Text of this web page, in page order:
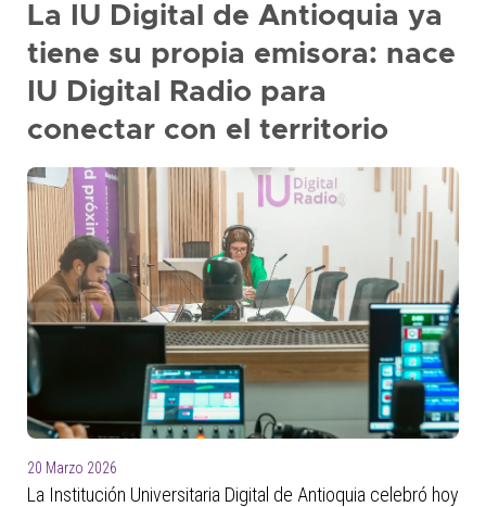
La IU Digital de Antioquia ya
tiene su propia emisora: nace
IU Digital Radio para
conectar con el territorio
20 Marzo 2026
La Institución Universitaria Digital de Antioquia celebró hoy